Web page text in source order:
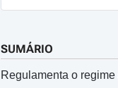
SUMÁRIO
Regulamenta o